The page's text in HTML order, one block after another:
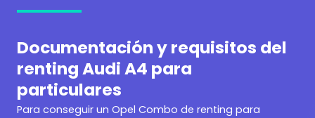
Documentación y requisitos del
renting Audi A4 para
particulares
Para conseguir un Opel Combo de renting para